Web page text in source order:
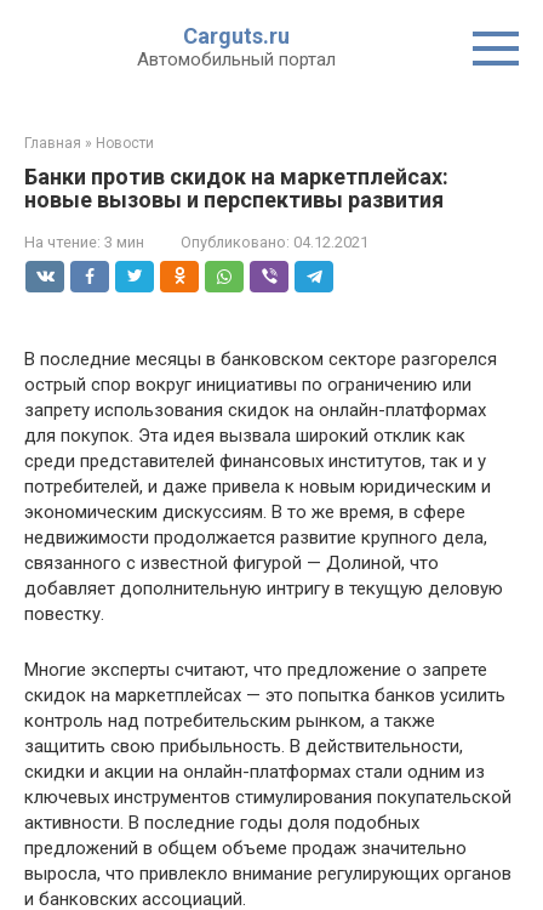
Carguts.ru
Автомобильный портал
Главная » Новости
Банки против скидок на маркетплейсах:
новые вызовы и перспективы развития
На чтение: 3 мин Опубликовано: 04.12.2021
В последние месяцы в банковском секторе разгорелся
острый спор вокруг инициативы по ограничению или
запрету использования скидок на онлайн-платформах
для покупок. Эта идея вызвала широкий отклик как
среди представителей финансовых институтов, так и у
потребителей, и даже привела к новым юридическим и
экономическим дискуссиям. В то же время, в сфере
недвижимости продолжается развитие крупного дела,
связанного с известной фигурой — Долиной, что
добавляет дополнительную интригу в текущую деловую
повестку.
Многие эксперты считают, что предложение о запрете
скидок на маркетплейсах — это попытка банков усилить
контроль над потребительским рынком, а также
защитить свою прибыльность. В действительности,
скидки и акции на онлайн-платформах стали одним из
ключевых инструментов стимулирования покупательской
активности. В последние годы доля подобных
предложений в общем объеме продаж значительно
выросла, что привлекло внимание регулирующих органов
и банковских ассоциаций.